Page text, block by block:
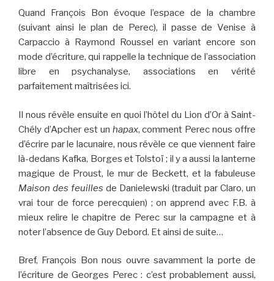
Quand François Bon évoque l’espace de la chambre
(suivant ainsi le plan de Perec), il passe de Venise à
Carpaccio à Raymond Roussel en variant encore son
mode d’écriture, qui rappelle la technique de l’association
libre en psychanalyse, associations en vérité
parfaitement maîtrisées ici.
Il nous révèle ensuite en quoi l’hôtel du Lion d’Or à Saint-
Chély d’Apcher est un hapax, comment Perec nous offre
d’écrire par le lacunaire, nous révèle ce que viennent faire
là-dedans Kafka, Borges et Tolstoï ; il y a aussi la lanterne
magique de Proust, le mur de Beckett, et la fabuleuse
Maison des feuilles de Danielewski (traduit par Claro, un
vrai tour de force perecquien) ; on apprend avec F.B. à
mieux relire le chapitre de Perec sur la campagne et à
noter l’absence de Guy Debord. Et ainsi de suite…
Bref, François Bon nous ouvre savamment la porte de
l’écriture de Georges Perec : c’est probablement aussi,